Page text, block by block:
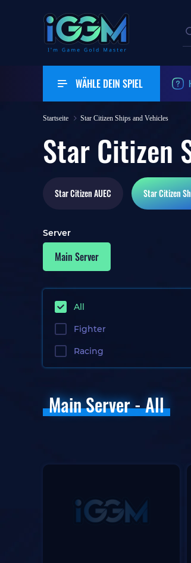
WÄHLE DEIN SPIEL
Startseite Star Citizen Ships and Vehicles
Star Citizen
Star CitizenAUEC Star Citizen
Server
Main Server
All
Fighter
Racing
Main Server - All